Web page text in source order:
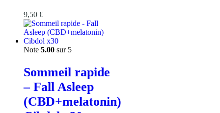
9,50 €
Note 5.00 sur 5
Sommeil rapide
– Fall Asleep
(CBD+melatonin)